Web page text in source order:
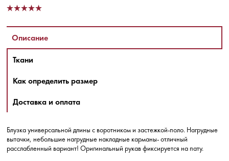
Описание
Ткани
Как определить размер
Доставка и оплата
Блузка универсальной длины с воротником и застежкой-поло. Нагрудные
вытачки, небольшие нагрудные накладные карманы- отличный
расслабленный вариант! Оригинальный рукав фиксируется на пату.